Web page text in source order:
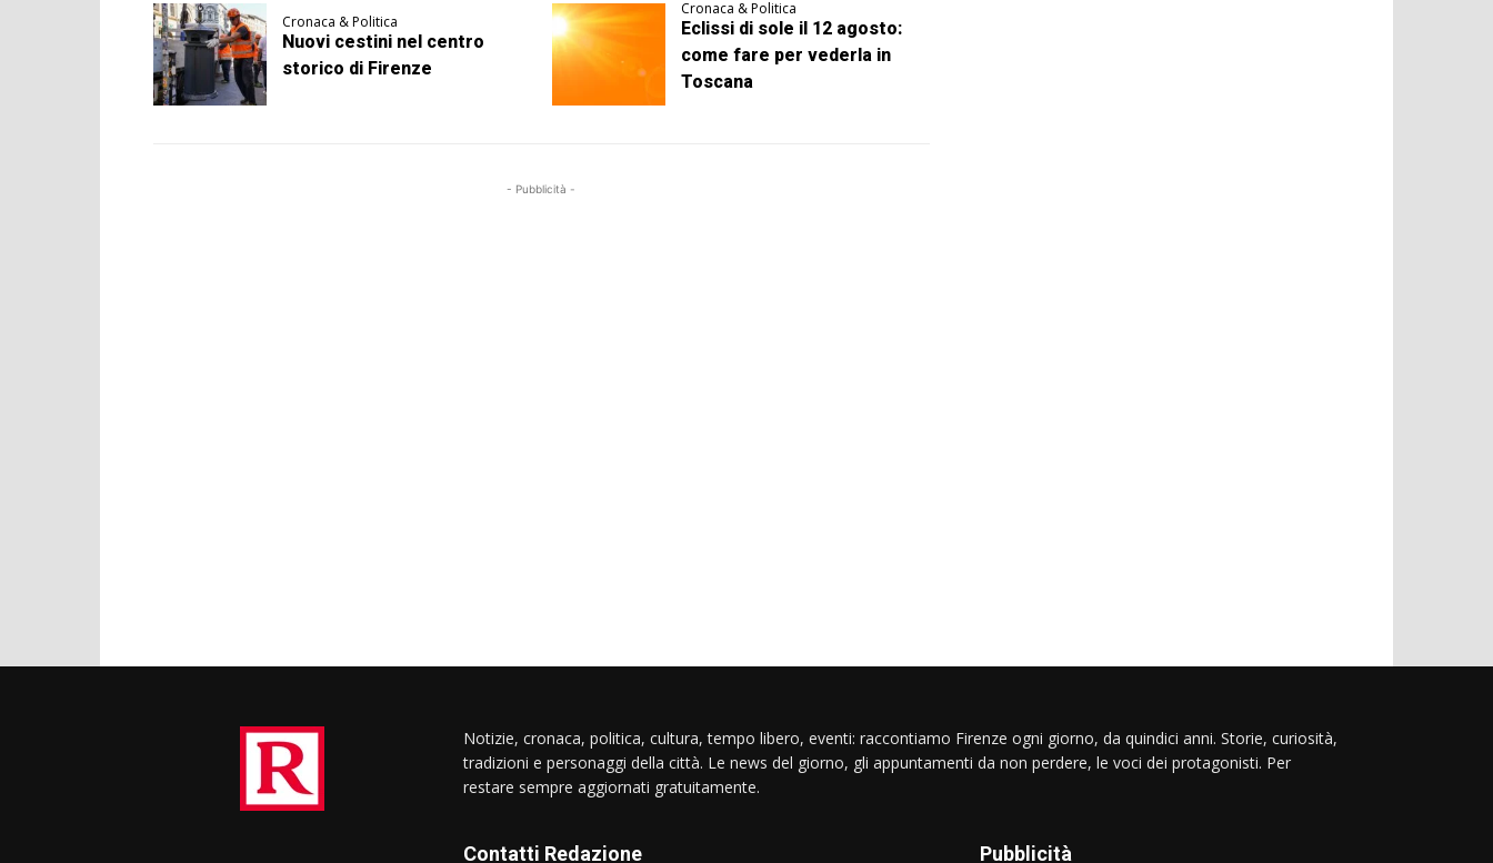
Cronaca & Politica
Nuovi cestini nel centro
storico di Firenze
Cronaca & Politica
Eclissi di sole il 12 agosto:
come fare per vederla in
Toscana
- Pubblicità -
Notizie, cronaca, politica, cultura, tempo libero, eventi: raccontiamo Firenze ogni giorno, da quindici anni. Storie, curiosità,
tradizioni e personaggi della città. Le news del giorno, gli appuntamenti da non perdere, le voci dei protagonisti. Per
restare sempre aggiornati gratuitamente.
Contatti Redazione Pubblicità